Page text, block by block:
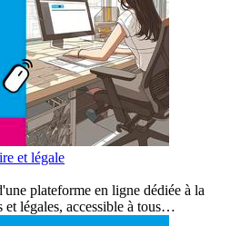
et légale
plateforme en ligne dédiée à la
et légales, accessible à tous…